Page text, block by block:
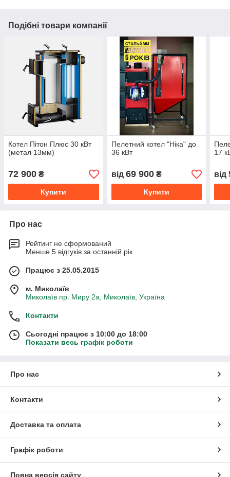
Подібні товари компанії
Котел Пітон Плюс 30 кВт
(метал 13мм)
72 900 ₴
Купити
Пелетний котел "Ніка" до
36 кВт
від 69 900₴
Купити
17
від
Про нас
Рейтинг не сформований
Менше 5 відгуків за останній рік
Працює з 25.05.2015
м. Миколаїв
Миколаїв пр. Миру 2а, Миколаїв, Україна
Контакти
Сьогодні працює з 10:00 до 18:00
Показати весь графік роботи
Про нас
Контакти
Доставка та оплата
Графік роботи
Повна версія сайту